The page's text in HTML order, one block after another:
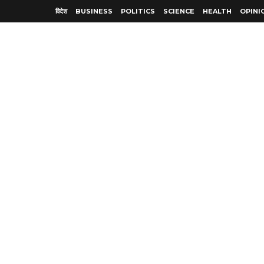
विदेश BUSINESS POLITICS SCIENCE HEALTH